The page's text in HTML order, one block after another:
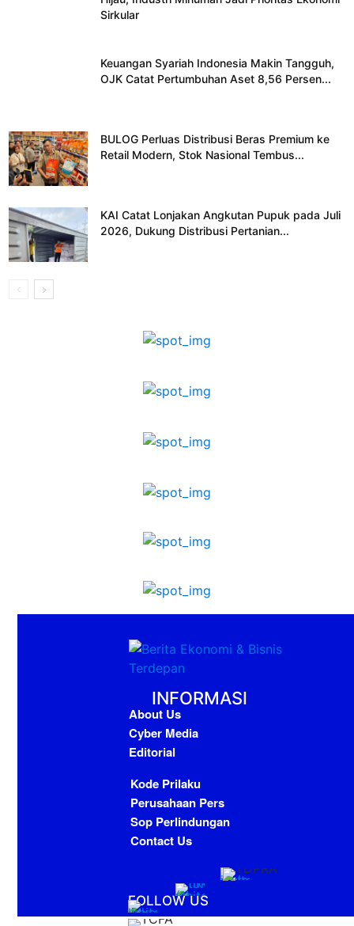
Sirkular
Keuangan Syariah Indonesia Makin Tangguh,
OJK Catat Pertumbuhan Aset 8,56 Persen...
BULOG Perluas Distribusi Beras Premium ke
Retail Modern, Stok Nasional Tembus...
KAI Catat Lonjakan Angkutan Pupuk pada Juli
2026, Dukung Distribusi Pertanian...
INFORMASI
About Us
Cyber Media
Editorial
Kode Prilaku
Perusahaan Pers
Sop Perlindungan
Contact Us
FOLLOW US